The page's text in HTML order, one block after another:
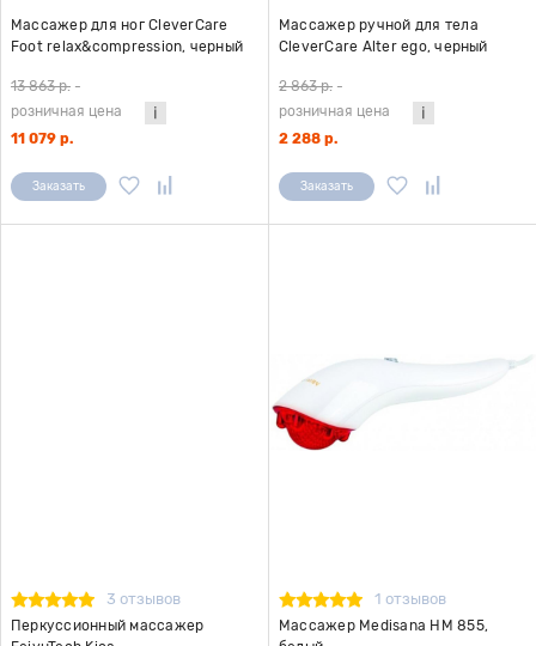
Массажер для ног CleverCare
Foot relax&compression, черный
13 863 р. -
розничная цена
11 079 р.
Заказать
Массажер ручной для тела
CleverCare Alter ego, черный
2 863 р. -
розничная цена
2 288 р.
Заказать
3 отзывов
Перкуссионный массажер
1 отзывов
Массажер Medisana HM 855,